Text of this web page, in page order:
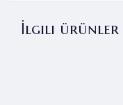
İlgili ürünler